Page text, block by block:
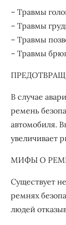
– Травмы
– Травмы
– Травмы
– Травмы
В случае
ремень
автомобиля.
увеличивает
МИФЫ О
Существует
ремнях
людей